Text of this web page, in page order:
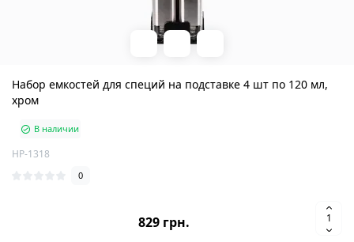
Набор емкостей для специй на подставке 4 шт по 120 мл,
хром
В наличии
HP-1318
0
829 грн.